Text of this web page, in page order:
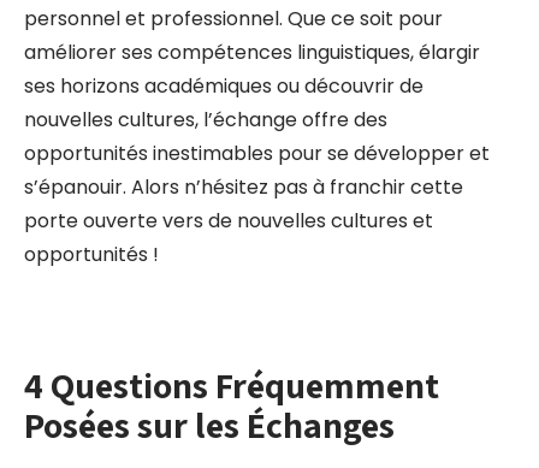
personnel et professionnel. Que ce soit pour
améliorer ses compétences linguistiques, élargir
ses horizons académiques ou découvrir de
nouvelles cultures, l’échange offre des
opportunités inestimables pour se développer et
s’épanouir. Alors n’hésitez pas à franchir cette
porte ouverte vers de nouvelles cultures et
opportunités !
4 Questions Fréquemment
Posées sur les Échanges